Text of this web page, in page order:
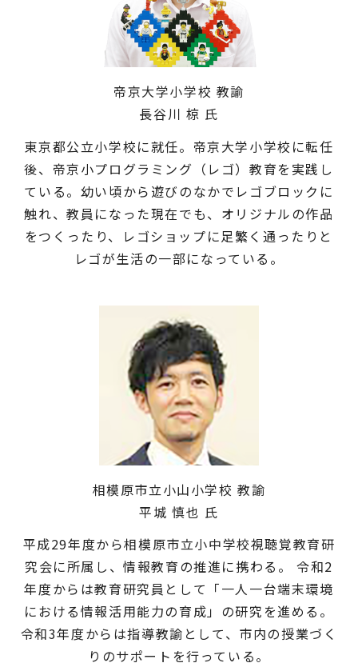
帝京大学小学校 教諭
長谷川 椋 氏
東京都公立小学校に就任。帝京大学小学校に転任
後、帝京小プログラミング（レゴ）教育を実践し
ている。幼い頃から遊びのなかでレゴブロックに
触れ、教員になった現在でも、オリジナルの作品
をつくったり、レゴショップに足繁く通ったりと
レゴが生活の一部になっている。
相模原市立小山小学校 教諭
平城 慎也 氏
平成29年度から相模原市立小中学校視聴覚教育研
究会に所属し、情報教育の推進に携わる。 令和2
年度からは教育研究員として「一人一台端末環境
における情報活用能力の育成」の研究を進める。
令和3年度からは指導教諭として、市内の授業づく
りのサポートを行っている。